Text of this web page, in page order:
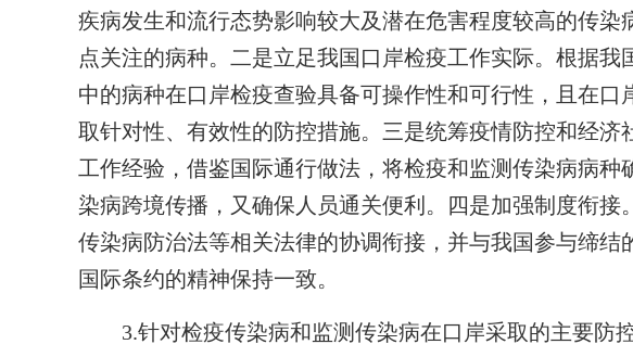
疾病发生和流行态势影响较大及潜在危害程度较高的传染
点关注的病种。二是立足我国口岸检疫工作实际。根据
中的病种在口岸检疫查验具备可操作性和可行性，且在口
取针对性、有效性的防控措施。三是统筹疫情防控和经济
工作经验，借鉴国际通行做法，将检疫和监测传染病病种
染病跨境传播，又确保人员通关便利。四是加强制度衔接
传染病防治法等相关法律的协调衔接，并与我国参与缔结
国际条约的精神保持一致。
3.针对检疫传染病和监测传染病在口岸采取的主要防